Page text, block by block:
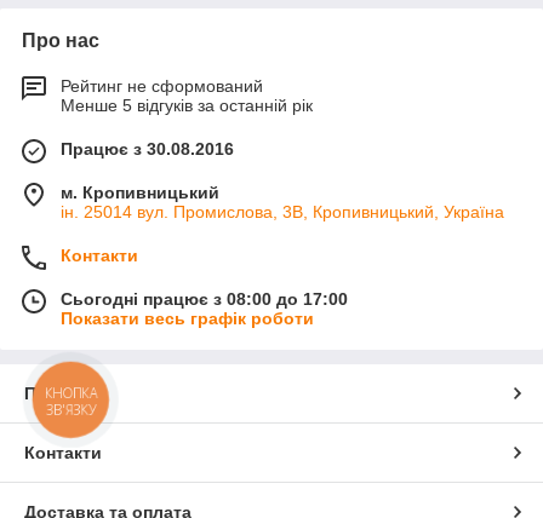
Про нас
Рейтинг не сформований
Менше 5 відгуків за останній рік
Працює з 30.08.2016
м. Кропивницький
ін. 25014 вул. Промислова, 3В, Кропивницький, Україна
Контакти
Сьогодні працює з 08:00 до 17:00
Показати весь графік роботи
Про нас
Контакти
Доставка та оплата
КНОПКА
ЗВ'ЯЗКУ